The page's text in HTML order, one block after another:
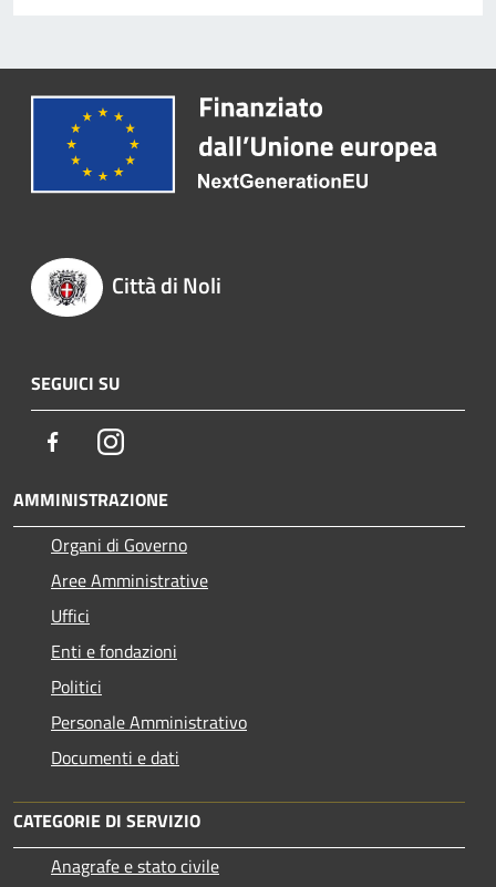
Città di Noli
SEGUICI SU
FacebookInstagram
AMMINISTRAZIONE
Organi di Governo
Aree Amministrative
Uffici
Enti e fondazioni
Politici
Personale Amministrativo
Documenti e dati
CATEGORIE DI SERVIZIO
Anagrafe e stato civile